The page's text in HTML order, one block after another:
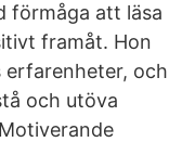
förmåga att läsa
framåt. Hon
erfarenheter, och
och utöva